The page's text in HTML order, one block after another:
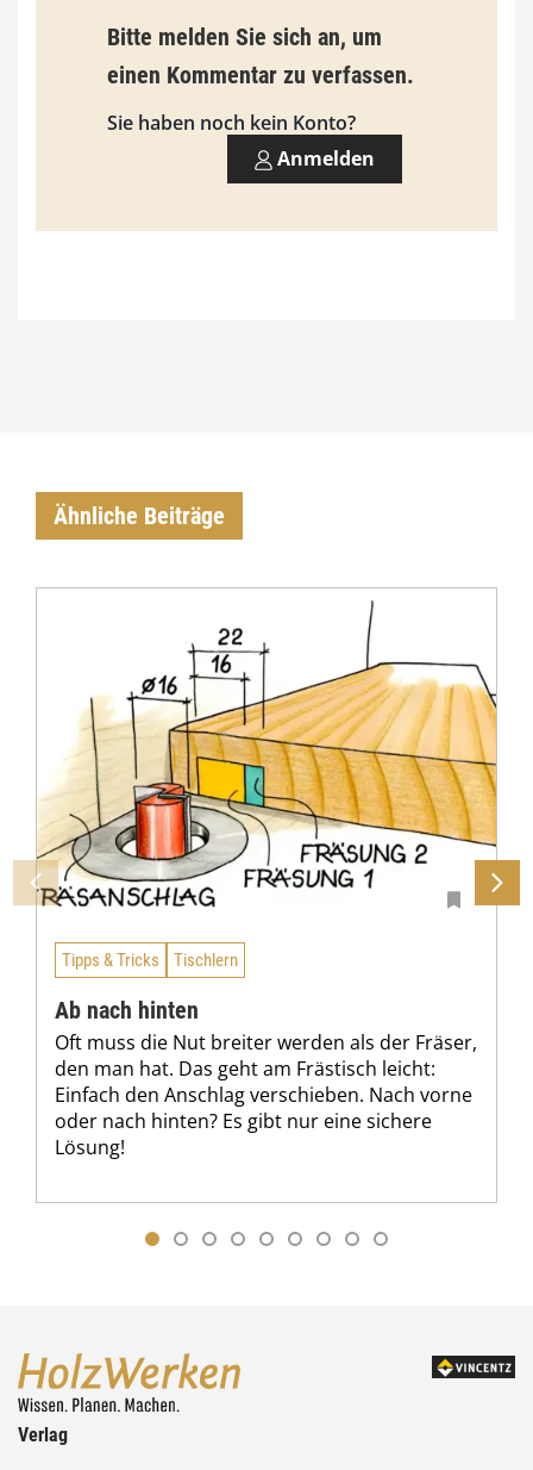
9
3
0
0
Bitte melden Sie sich an, um
einen Kommentar zu verfassen.
Sie haben noch kein Konto?
Anmelden
Ähnliche Beiträge
Tipps & Tricks Tischlern
Ab nach hinten
Oft muss die Nut breiter werden als der Fräser,
den man hat. Das geht am Frästisch leicht:
Einfach den Anschlag verschieben. Nach vorne
oder nach hinten? Es gibt nur eine sichere
Lösung!
Verlag